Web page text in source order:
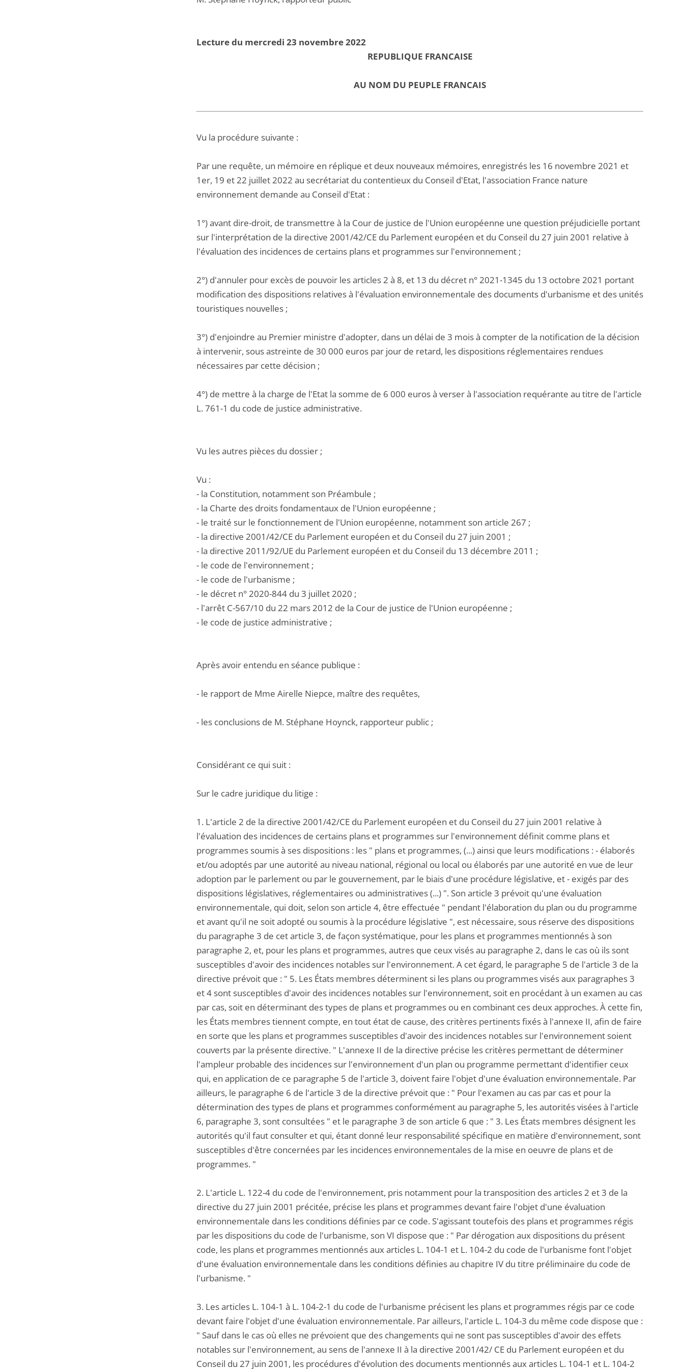
Lecture du mercredi 23 novembre 2022
REPUBLIQUE FRANCAISE
AU NOM DU PEUPLE FRANCAIS
Vu la procédure suivante :
Par une requête, un mémoire en réplique et deux nouveaux mémoires, enregistrés les 16 novembre 2021 et
1er, 19 et 22 juillet 2022 au secrétariat du contentieux du Conseil d'Etat, l'association France nature
environnement demande au Conseil d'Etat :
1°) avant dire-droit, de transmettre à la Cour de justice de l'Union européenne une question préjudicielle portant
sur l'interprétation de la directive 2001/42/CE du Parlement européen et du Conseil du 27 juin 2001 relative à
l'évaluation des incidences de certains plans et programmes sur l'environnement ;
2°) d'annuler pour excès de pouvoir les articles 2 à 8, et 13 du décret n° 2021-1345 du 13 octobre 2021 portant
modification des dispositions relatives à l'évaluation environnementale des documents d'urbanisme et des unités
touristiques nouvelles ;
3°) d'enjoindre au Premier ministre d'adopter, dans un délai de 3 mois à compter de la notification de la décision
à intervenir, sous astreinte de 30 000 euros par jour de retard, les dispositions réglementaires rendues
nécessaires par cette décision ;
4°) de mettre à la charge de l'Etat la somme de 6 000 euros à verser à l'association requérante au titre de l'article
L. 761-1 du code de justice administrative.
Vu les autres pièces du dossier ;
Vu :
- la Constitution, notamment son Préambule ;
- la Charte des droits fondamentaux de l'Union européenne ;
- le traité sur le fonctionnement de l'Union européenne, notamment son article 267 ;
- la directive 2001/42/CE du Parlement européen et du Conseil du 27 juin 2001 ;
- la directive 2011/92/UE du Parlement européen et du Conseil du 13 décembre 2011 ;
- le code de l'environnement ;
- le code de l'urbanisme ;
- le décret n° 2020-844 du 3 juillet 2020 ;
- l'arrêt C-567/10 du 22 mars 2012 de la Cour de justice de l'Union européenne ;
- le code de justice administrative ;
Après avoir entendu en séance publique :
- le rapport de Mme Airelle Niepce, maître des requêtes,
- les conclusions de M. Stéphane Hoynck, rapporteur public ;
Considérant ce qui suit :
Sur le cadre juridique du litige :
1. L'article 2 de la directive 2001/42/CE du Parlement européen et du Conseil du 27 juin 2001 relative à
l'évaluation des incidences de certains plans et programmes sur l'environnement définit comme plans et
programmes soumis à ses dispositions : les " plans et programmes, (...) ainsi que leurs modifications : - élaborés
et/ou adoptés par une autorité au niveau national, régional ou local ou élaborés par une autorité en vue de leur
adoption par le parlement ou par le gouvernement, par le biais d'une procédure législative, et - exigés par des
dispositions législatives, réglementaires ou administratives (...) ". Son article 3 prévoit qu'une évaluation
environnementale, qui doit, selon son article 4, être effectuée " pendant l'élaboration du plan ou du programme
et avant qu'il ne soit adopté ou soumis à la procédure législative ", est nécessaire, sous réserve des dispositions
du paragraphe 3 de cet article 3, de façon systématique, pour les plans et programmes mentionnés à son
paragraphe 2, et, pour les plans et programmes, autres que ceux visés au paragraphe 2, dans le cas où ils sont
susceptibles d'avoir des incidences notables sur l'environnement. A cet égard, le paragraphe 5 de l'article 3 de la
directive prévoit que : " 5. Les États membres déterminent si les plans ou programmes visés aux paragraphes 3
et 4 sont susceptibles d'avoir des incidences notables sur l'environnement, soit en procédant à un examen au cas
par cas, soit en déterminant des types de plans et programmes ou en combinant ces deux approches. À cette fin,
les États membres tiennent compte, en tout état de cause, des critères pertinents fixés à l'annexe II, afin de faire
en sorte que les plans et programmes susceptibles d'avoir des incidences notables sur l'environnement soient
couverts par la présente directive. " L'annexe II de la directive précise les critères permettant de déterminer
l'ampleur probable des incidences sur l'environnement d'un plan ou programme permettant d'identifier ceux
qui, en application de ce paragraphe 5 de l'article 3, doivent faire l'objet d'une évaluation environnementale. Par
ailleurs, le paragraphe 6 de l'article 3 de la directive prévoit que : " Pour l'examen au cas par cas et pour la
détermination des types de plans et programmes conformément au paragraphe 5, les autorités visées à l'article
6, paragraphe 3, sont consultées " et le paragraphe 3 de son article 6 que : " 3. Les États membres désignent les
autorités qu'il faut consulter et qui, étant donné leur responsabilité spécifique en matière d'environnement, sont
susceptibles d'être concernées par les incidences environnementales de la mise en oeuvre de plans et de
programmes. "
2. L'article L. 122-4 du code de l'environnement, pris notamment pour la transposition des articles 2 et 3 de la
directive du 27 juin 2001 précitée, précise les plans et programmes devant faire l'objet d'une évaluation
environnementale dans les conditions définies par ce code. S'agissant toutefois des plans et programmes régis
par les dispositions du code de l'urbanisme, son VI dispose que : " Par dérogation aux dispositions du présent
code, les plans et programmes mentionnés aux articles L. 104-1 et L. 104-2 du code de l'urbanisme font l'objet
d'une évaluation environnementale dans les conditions définies au chapitre IV du titre préliminaire du code de
l'urbanisme. "
3. Les articles L. 104-1 à L. 104-2-1 du code de l'urbanisme précisent les plans et programmes régis par ce code
devant faire l'objet d'une évaluation environnementale. Par ailleurs, l'article L. 104-3 du même code dispose que :
" Sauf dans le cas où elles ne prévoient que des changements qui ne sont pas susceptibles d'avoir des effets
notables sur l'environnement, au sens de l'annexe II à la directive 2001/42/ CE du Parlement européen et du
Conseil du 27 juin 2001, les procédures d'évolution des documents mentionnés aux articles L. 104-1 et L. 104-2